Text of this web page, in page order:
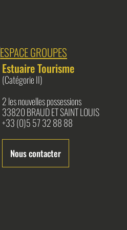
ESPACE GROUPES
Estuaire Tourisme
(Catégorie II)
2 les nouvelles possessions
33820 BRAUD ET SAINT LOUIS
+33 (0)5 57 32 88 88
Nous contacter